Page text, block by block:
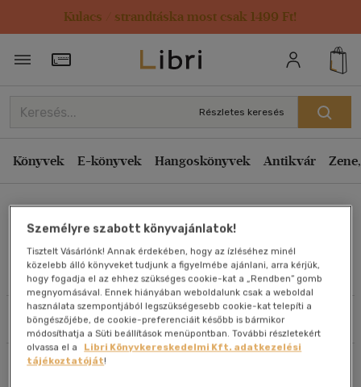
Kulacs / strandtáska most csak 1499 Ft!
Törzsvásárlói Kártya adatai
Részletes keresés
Könyvek E-könyvek Hangoskönyvek Antikvár
Művei
Szűrés Rendezés
Rendezés
Kiadás éve szerint csökkenő
Ár szerint csökkenő
Eladott darabszám szerint csökkenő
Eladott darabszám szerint növekvő
Cím szerint A-Z
Szerző szerint A-Z
Megjelenítés
20 db / oldal
Személyre szabott könyvajánlatok!
Tisztelt Vásárlónk! Annak érdekében, hogy az ízléséhez minél
közelebb álló könyveket tudjunk a figyelmébe ajánlani, arra kérjük,
hogy fogadja el az ehhez szükséges cookie-kat a „Rendben” gomb
megnyomásával. Ennek hiányában weboldalunk csak a weboldal
használata szempontjából legszükségesebb cookie-kat telepíti a
böngészőjébe, de cookie-preferenciáit később is bármikor
módosíthatja a Süti beállítások menüpontban. További részletekért
olvassa el a
Libri Könyvkereskedelmi Kft. adatkezelési
tájékoztatóját!